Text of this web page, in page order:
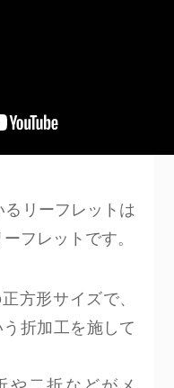
リーフレットは
フレットです。
方形サイズで、
う折加工を施して